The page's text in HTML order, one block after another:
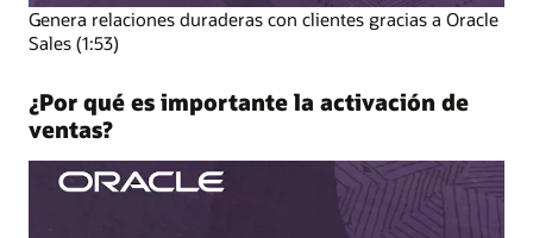
Genera relaciones duraderas con clientes gracias a Oracle
Sales (1:53)
¿Por qué es importante la activación de
ventas?